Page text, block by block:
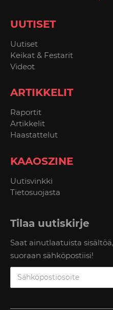
UUTISET
Uutiset
Keikat & Festarit
Videot
ARTIKKELIT
Raportit
Artikkelit
Haastattelut
KAAOSZINE
Uutisvinkki
Tietosuojasta
Tilaa uutiskirje
Saat ainutlaatuista
suoraan sähköpostiisi!